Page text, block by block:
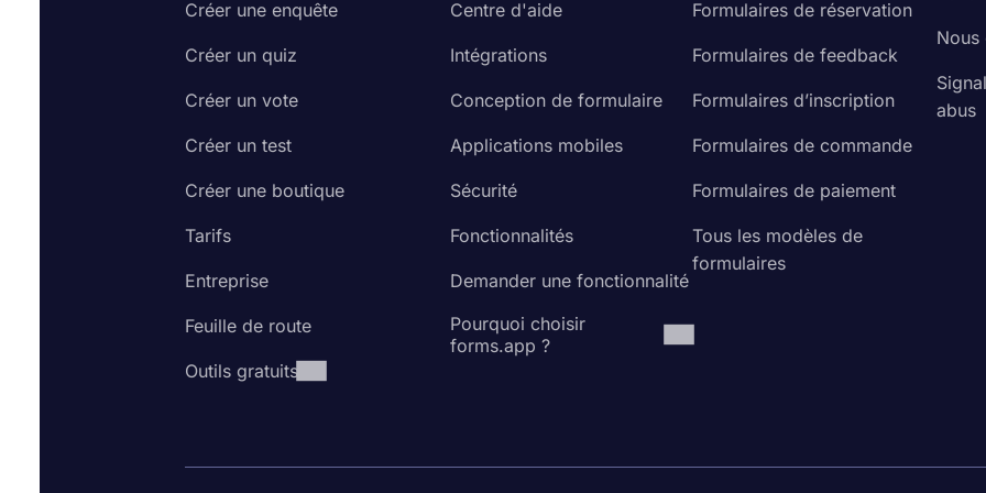
Créer une enquête
Créer un quiz
Créer un vote
Créer un test
Créer une boutique
Tarifs
Entreprise
Feuille de route
Outils gratuits
Centre d'aide
Intégrations
Conception de formulaire
Applications mobiles
Sécurité
Fonctionnalités
Demander une fonctionnalité
Pourquoi choisir
forms.app ?
Formulaires de réservation
Formulaires de feedback
Formulaires d’inscription
Formulaires de commande
Formulaires de paiement
Tous les modèles de
formulaires
Nous
abus